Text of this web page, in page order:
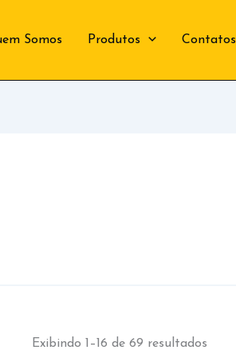
Somos Produtos Contatos
Exibindo 1–16 de 69 resultados